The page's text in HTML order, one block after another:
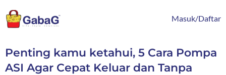
ke
konten
Masuk/Daftar
Penting kamu ketahui, 5 Cara Pompa
ASI Agar Cepat Keluar dan Tanpa